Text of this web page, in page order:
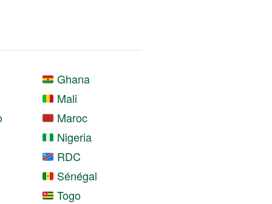
Ghana
Mali
Maroc
Nigeria
RDC
Sénégal
Togo